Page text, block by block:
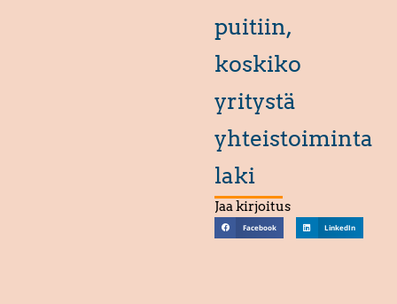
puitiin,
koskiko
yritystä
yhteistoiminta
laki
Jaa kirjoitus
Facebook LinkedIn